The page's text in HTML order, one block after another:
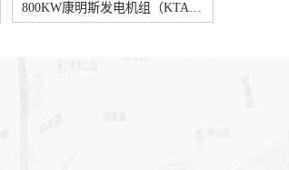
140KW康明斯发电机组（6BTAA5.9-G12柴油机）